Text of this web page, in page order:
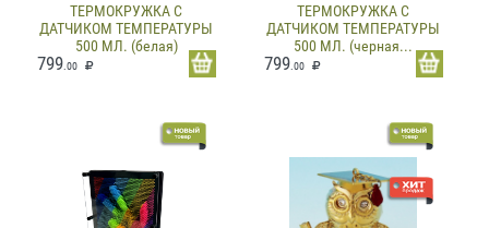
ТЕРМОКРУЖКА С
ДАТЧИКОМ ТЕМПЕРАТУРЫ
500 МЛ. (белая)
799 .00
ТЕРМОКРУЖКА С
ДАТЧИКОМ ТЕМПЕРАТУРЫ
500 МЛ. (черная...
799.00